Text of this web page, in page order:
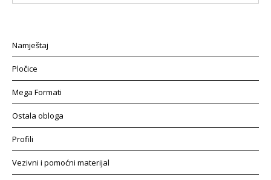
Namještaj
Pločice
Mega Formati
Ostala obloga
Profili
Vezivni i pomoćni materijal